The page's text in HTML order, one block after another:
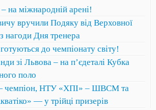
на міжнародній арені!
вручили Подяку від Верховної
нагоди Дня тренера
до чемпіонату світу!
зі Львова – на пʼєдеталі Кубка
поло
чемпіон, НТУ «ХПІ» – ШВСМ та
— у трійці призерів